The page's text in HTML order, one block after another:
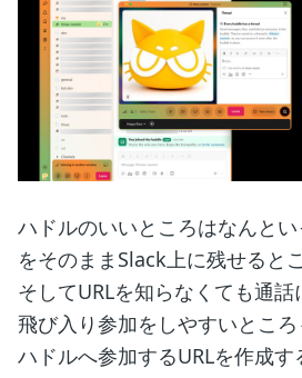
ハドルのいいところはなんと
をそのままSlack上に残せると
そしてURLを知らなくても通話
飛び入り参加をしやすいところ
ハドルへ参加するURLを作成